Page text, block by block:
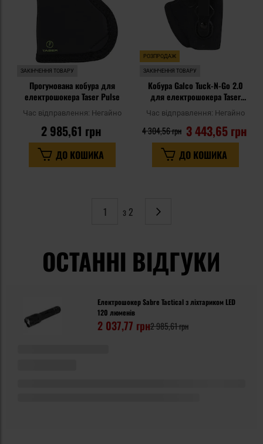
ЗАКІНЧЕННЯ ТОВАРУ
Прогумована кобура для
електрошокера Taser Pulse
Час відправлення: Негайно
2 985,61 грн
ДО КОШИКА
РОЗПРОДАЖ
ЗАКІНЧЕННЯ ТОВАРУ
Кобура Galco Tuck-N-Go 2.0
для електрошокера Taser
Час відправлення: Негайно
3 443,65 грн
4 304,56 грн
ДО КОШИКА
з 2
Сторінка
Наступне
ОСТАННІ ВІДГУКИ
Електрошокер Sabre Tactical з ліхтариком LED
120 люменів
2 037,77 грн2 985,61 грн